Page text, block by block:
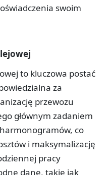
swoim
to kluczowa postać
za
przewozu
głównym zadaniem
co
i maksymalizację
pracy
dane, takie jak